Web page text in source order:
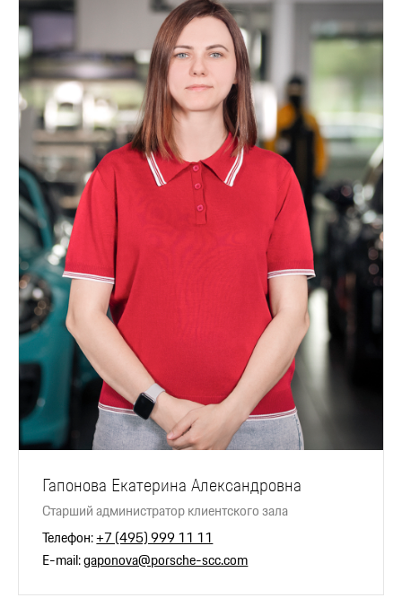
Гапонова Екатерина Александровна
Старший администратор клиентского зала
Телефон:+7 (495) 999 11 11
E-mail:gaponova@porsche-scc.com